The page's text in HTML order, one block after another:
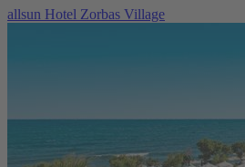
allsun Hotel Zorbas Village